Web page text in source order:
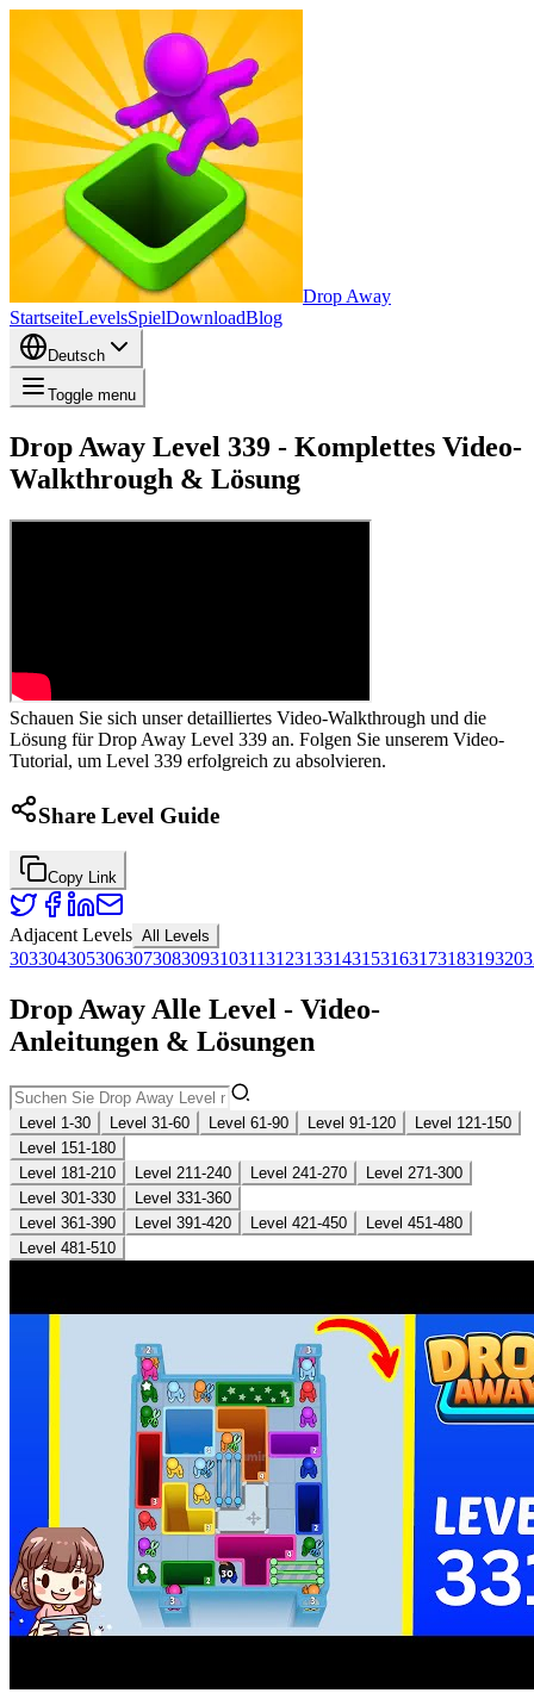
Drop Away
StartseiteLevelsSpielDownloadBlog
Deutsch
Toggle menu
Drop Away Level 339 - Komplettes Video-
Walkthrough & Lösung
Schauen Sie sich unser detailliertes Video-Walkthrough und die
Lösung für Drop Away Level 339 an. Folgen Sie unserem Video-
Tutorial, um Level 339 erfolgreich zu absolvieren.
Share Level Guide
Copy Link
Adjacent Levels All Levels
303304305306307308309310311312313314315316317318319320
Drop Away Alle Level - Video-
Anleitungen & Lösungen
Level 1-30 Level 31-60 Level 61-90 Level 91-120
Level 121-150
Level 151-180
Level 181-210
Level 211-240 Level 241-270
Level 271-300
Level 301-330
Level 331-360
Level 361-390
Level 391-420 Level 421-450
Level 451-480
Level 481-510